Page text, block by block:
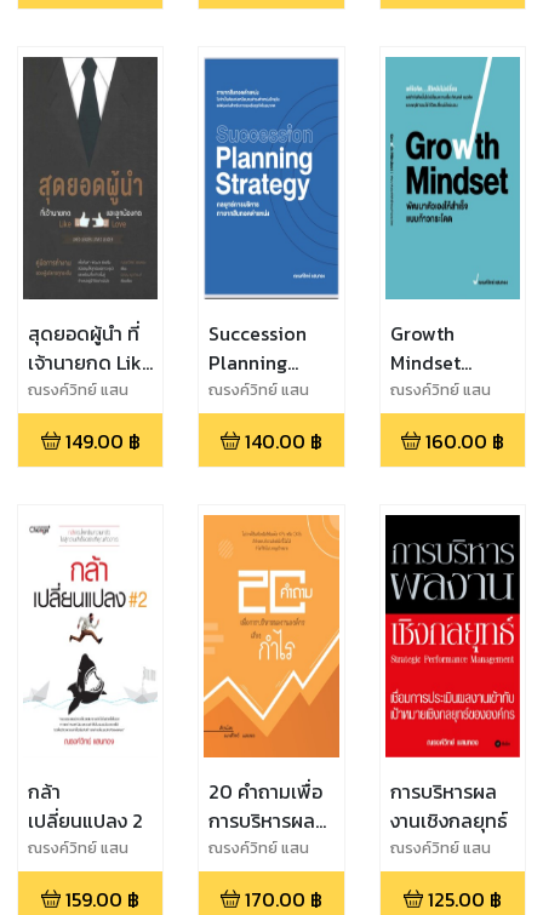
สุดยอดผู้นำ ที่
เจ้านายกด Like
และลูกน้องกด
Love
ณรงค์วิทย์ แสน
ทอง
149.00 ฿
Succession
Planning
Strategy
กลยุทธ์การ
บริหารทายาท
ตำแหน่ง
ณรงค์วิทย์ แสน
ทอง
140.00 ฿
Growth
Mindset
พัฒนาตัวเองให้
สำเร็จแบบก้าว
กระโดด
ณรงค์วิทย์ แสน
ทอง
160.00 ฿
กล้า
เปลี่ยนแปลง 2
ณรงค์วิทย์ แสน
ทอง
159.00 ฿
20 คำถามเพื่อ
การบริหารผล
งานองค์กรเรื่อง
กำไร
ณรงค์วิทย์ แสน
ทอง
170.00 ฿
การบริหารผล
งานเชิงกลยุทธ์
ณรงค์วิทย์ แสน
ทอง
125.00 ฿